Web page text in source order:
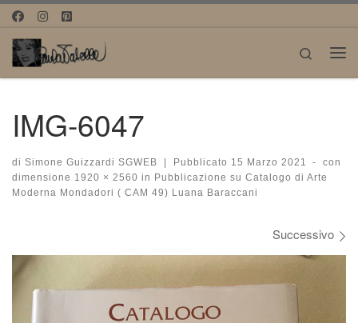
Passa al contenuto
Search
IMG-6047
di Simone Guizzardi SGWEB Pubblicato 15 Marzo 2021 -
con
dimensione 1920 × 2560 in Pubblicazione su Catalogo di Arte
Moderna Mondadori ( CAM 49) Luana Baraccani
Successivo